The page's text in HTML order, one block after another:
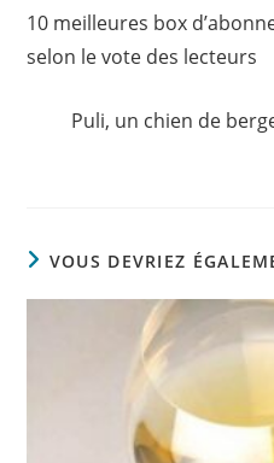
articles
10 meilleures box
selon le vote des lecteurs
Puli, un chien de
VOUS DEVRIEZ